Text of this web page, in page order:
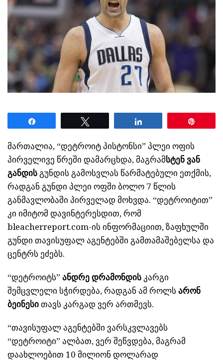
მართალია, “დეტროიტ პისტონსი” პლეი ოფის
პირველივე წრეში დამარცხდა, მაგრამსტენ ვან
განდის გუნდის გამოსვლას წარმატებული ეთქმის,
რადგან გუნდი პლეი ოფში ბოლო 7 წლის
განმავლობაში პირველად მოხვდა. “დეტროიტით”
კი იმიტომ დავინტერესდით, რომ
bleacherreport.com-ის ინფორმაციით, ზაფხულში
გუნდი თავისუფალ აგენტებში გამთამაშებელსა და
ცენტრს ეძებს.
“დეტროიტს” ანდრე დრამონდის კარგი
შემცვლელი სჭირდება, რადგან ამ როლს არონ
ბეინესი თავს კარგად ვერ ართმევს.
“თავისუფალ აგენტებში ვარსკვლავებს
“დეტროიტი” ალბათ, ვერ შეწვდება, მაგრამ
დაახლოებით 10 მილიონ დოლარად